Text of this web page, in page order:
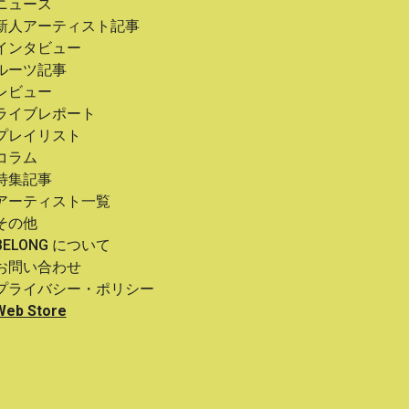
ュース
人アーティスト記事
ンタビュー
ーツ記事
ビュー
イブレポート
レイリスト
ラム
集記事
ーティスト一覧
の他
について
問い合わせ
ライバシー・ポリシー
Store